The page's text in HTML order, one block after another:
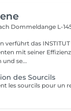
Dommeldange L-
verführt das
mit seiner
se...
des Sourcils